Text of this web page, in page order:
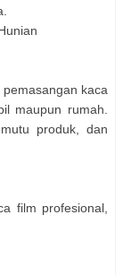
kaca
maupun rumah.
produk, dan
film profesional,